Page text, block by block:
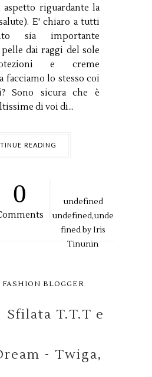
riguardante la
E' chiaro a tutti
sia importante
dai raggi del sole
e creme
facciamo lo stesso coi
Sono sicura che è
di voi di...
READING
0
undefined
undefined,unde
fined byIris
Tinunin
FASHION BLOGGER
Sfilata T.T.T e
- Twiga,